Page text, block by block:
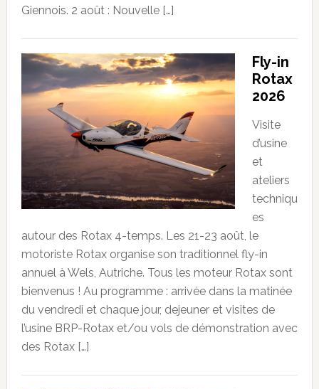
Giennois. 2 août : Nouvelle […]
Fly-in
Rotax
2026
Visite
d’usine
et
ateliers
techniqu
es
autour des Rotax 4-temps. Les 21-23 août, le
motoriste Rotax organise son traditionnel fly-in
annuel à Wels, Autriche. Tous les moteur Rotax sont
bienvenus ! Au programme : arrivée dans la matinée
du vendredi et chaque jour, dejeuner et visites de
l’usine BRP-Rotax et/ou vols de démonstration avec
des Rotax […]